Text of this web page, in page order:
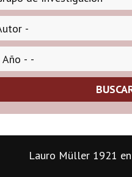
Lauro Müller 1921